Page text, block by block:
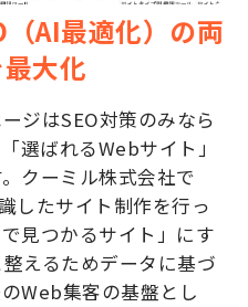
AI最適化）の両
大化
ジはSEO対策のみなら
選ばれるWebサイト」
クーミル株式会社で
したサイト制作を行っ
見つかるサイト」にす
えるためデータに基づ
Web集客の基盤とし